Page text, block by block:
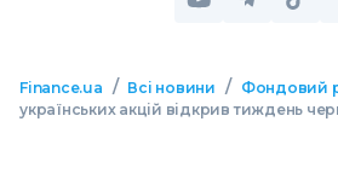
Finance.ua / Всі новини / Фондовий
українських акцій відкрив тиждень